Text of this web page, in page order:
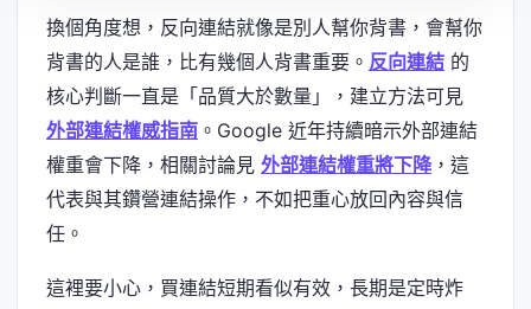
換個角度想，反向連結就像是別人幫你背書，會幫你
背書的人是誰，比有幾個人背書重要。 反向連結 的
核心判斷一直是「品質大於數量」，建立方法可見
外部連結權威指南 。Google 近年持續暗示外部連結
權重會下降，相關討論見 外部連結權重將下降，這
代表與其鑽營連結操作，不如把重心放回內容與信
任。
這裡要小心，買連結短期看似有效，長期是定時炸